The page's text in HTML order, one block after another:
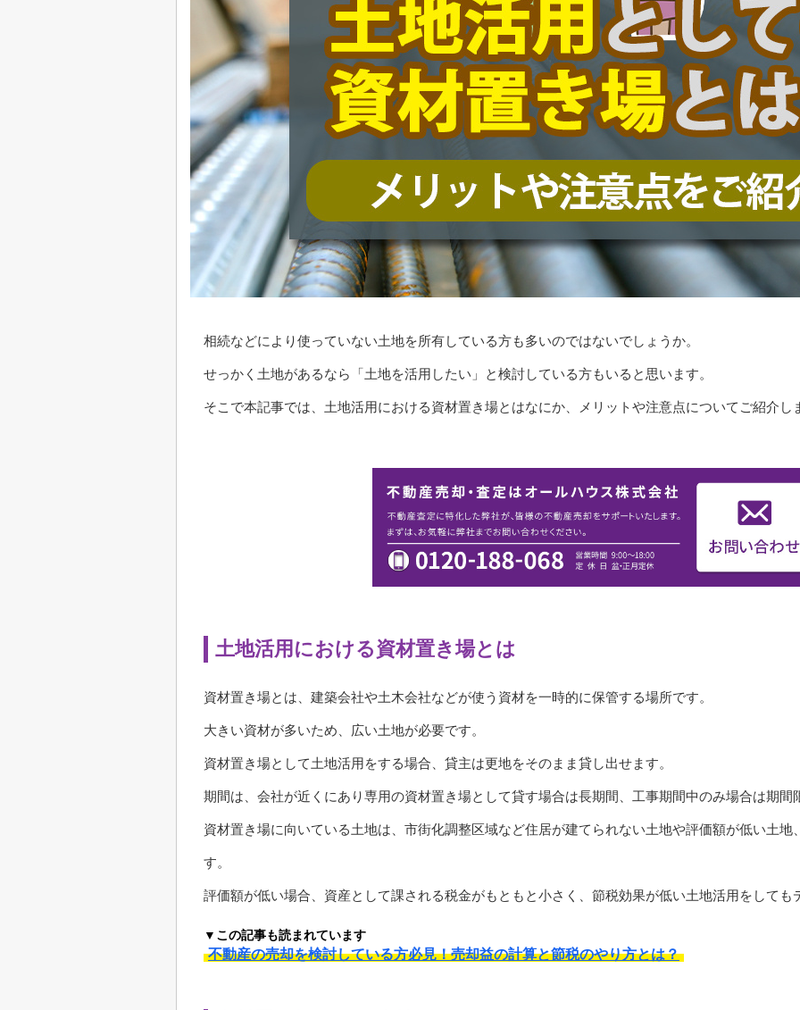
相続などにより使っていない土地を所有している方も多いのではないでしょうか。
せっかく土地があるなら「土地を活用したい」と検討している方もいると思います。
そこで本記事では、土地活用における資材置き場とはなにか、メリットや注意点についてご紹介し
土地活用における資材置き場とは
資材置き場とは、建築会社や土木会社などが使う資材を一時的に保管する場所です。
大きい資材が多いため、広い土地が必要です。
資材置き場として土地活用をする場合、貸主は更地をそのまま貸し出せます。
期間は、会社が近くにあり専用の資材置き場として貸す場合は長期間、工事期間中のみ場合は期間
資材置き場に向いている土地は、市街化調整区域など住居が建てられない土地や評価額が低い土
す。
評価額が低い場合、資産として課される税金がもともと小さく、節税効果が低い土地活用をしても
▼この記事も読まれています
不動産の売却を検討している方必見！売却益の計算と節税のやり方とは？